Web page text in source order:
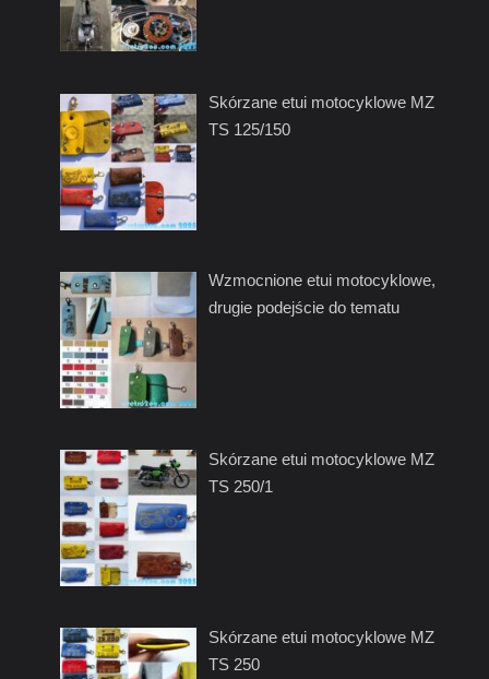
Skórzane etui motocyklowe MZ
TS 125/150
Wzmocnione etui motocyklowe,
drugie podejście do tematu
Skórzane etui motocyklowe MZ
TS 250/1
Skórzane etui motocyklowe MZ
TS 250